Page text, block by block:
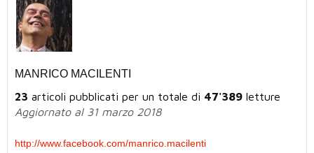
MANRICO MACILENTI
23 articoli pubblicati per un totale di 47'389 letture
Aggiornato al 31 marzo 2018
http://www.facebook.com/manrico.macilenti